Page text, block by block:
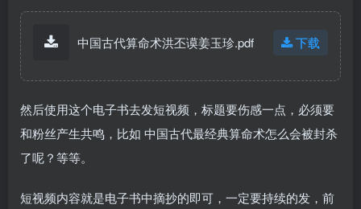
中国古代算命术洪丕谟姜玉珍.pdf 下载
然后使用这个电子书去发短视频，标题要伤感一点，必须要
和粉丝产生共鸣，比如 中国古代最经典算命术怎么会被封杀
了呢？等等。
短视频内容就是电子书中摘抄的即可，一定要持续的发，前